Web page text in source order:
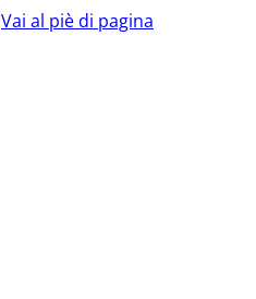
Vai al piè di pagina